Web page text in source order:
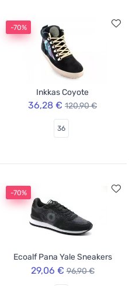
-70%
Inkkas Coyote
36,28 € 120,90 €
36
-70%
Ecoalf Pana Yale Sneakers
29,06 € 96,90 €